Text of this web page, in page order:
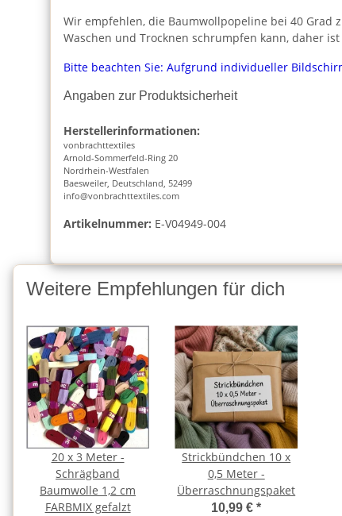
Wir empfehlen, die Baumwollpopeline bei 40 Grad
Waschen und Trocknen schrumpfen kann, daher
Bitte beachten Sie: Aufgrund individueller
Angaben zur Produktsicherheit
Herstellerinformationen:
vonbrachttextiles
Arnold-Sommerfeld-Ring 20
Nordrhein-Westfalen
Baesweiler, Deutschland, 52499
info@vonbrachttextiles.com
Artikelnummer: E-V04949-004
Weitere Empfehlungen für dich
20 x 3 Meter -
Schrägband
Baumwolle 1,2 cm
FARBMIX gefalzt
Strickbündchen 10 x
0,5 Meter -
Überraschnungspaket
10,99 €*